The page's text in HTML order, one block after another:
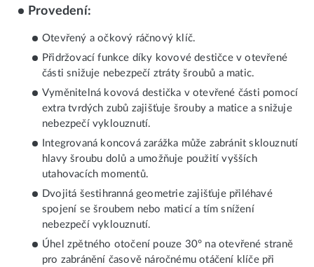
Provedení:
Otevřený a očkový ráčnový klíč.
Přidržovací funkce díky kovové destičce v otevřené
části snižuje nebezpečí ztráty šroubů a matic.
Vyměnitelná kovová destička v otevřené části pomocí
extra tvrdých zubů zajišťuje šrouby a matice a snižuje
nebezpečí vyklouznutí.
Integrovaná koncová zarážka může zabránit sklouznutí
hlavy šroubu dolů a umožňuje použití vyšších
utahovacích momentů.
Dvojitá šestihranná geometrie zajišťuje přiléhavé
spojení se šroubem nebo maticí a tím snížení
nebezpečí vyklouznutí.
Úhel zpětného otočení pouze 30° na otevřené straně
pro zabránění časově náročnému otáčení klíče při